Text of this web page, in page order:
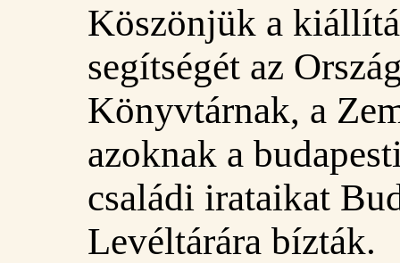
Köszönjük a
segítségét az
Könyvtárnak, a
azoknak a
családi irataikat
Levéltárára bízták.